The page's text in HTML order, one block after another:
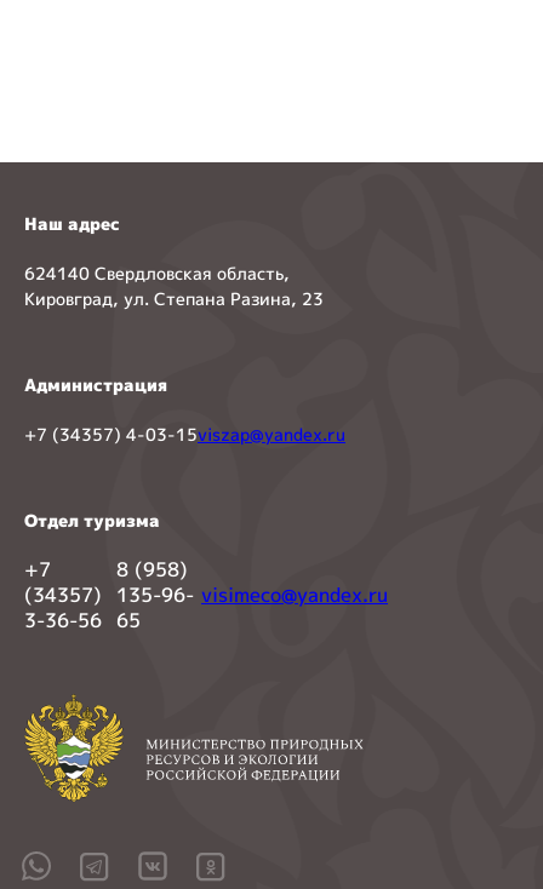
Наш адрес
624140 Свердловская область,
Кировград, ул. Степана Разина, 23
Администрация
+7 (34357) 4-03-15viszap@yandex.ru
Отдел туризма
+7
(34357)
3-36-56
8 (958)
135-96-
65
visimeco@yandex.ru